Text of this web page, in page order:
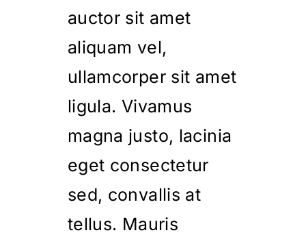
auctor sit amet
aliquam vel,
ullamcorper sit amet
ligula. Vivamus
magna justo, lacinia
eget consectetur
sed, convallis at
tellus. Mauris